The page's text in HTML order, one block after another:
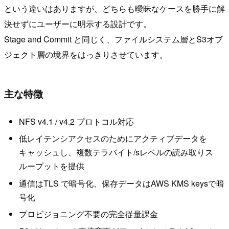
という違いはありますが、どちらも曖昧なケースを勝手に解
決せずにユーザーに明示する設計です。
Stage and Commit と同じく、ファイルシステム層とS3オブ
ジェクト層の境界をはっきりさせています。
主な特徴
NFS v4.1 / v4.2 プロトコル対応
低レイテンシアクセスのためにアクティブデータを
キャッシュし、複数テラバイト/sレベルの読み取りス
ループットを提供
通信はTLS で暗号化、保存データはAWS KMS keysで暗
号化
プロビジョニング不要の完全従量課金